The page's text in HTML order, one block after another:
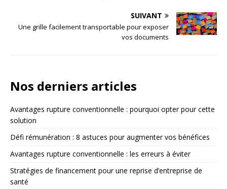
SUIVANT
Une grille facilement transportable pour exposer
vos documents
Nos derniers articles
Avantages rupture conventionnelle : pourquoi opter pour cette
solution
Défi rémunération : 8 astuces pour augmenter vos bénéfices
Avantages rupture conventionnelle : les erreurs à éviter
Stratégies de financement pour une reprise d’entreprise de
santé